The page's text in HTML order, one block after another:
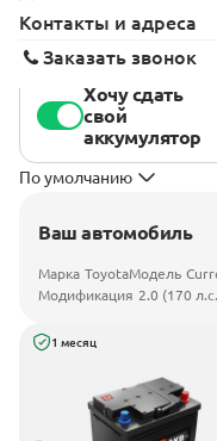
(170 л.с.),
Хочу сдать
свой
аккумулятор
По умолчанию
Ваш автомобиль
Марка ToyotaМодель
Модификация 2.0 (170
1 месяц
Контакты и адреса
Заказать звонок